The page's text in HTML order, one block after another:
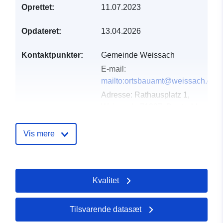
Oprettet: 11.07.2023
Opdateret: 13.04.2026
Kontaktpunkter:
Gemeinde Weissach
E-mail:
mailto:ortsbauamt@weissach.de
Adresse: Rathausplatz 1,
kataloger:
February 2026
Opdateret på data.europa.eu:
25 July 2026
Vis mere
Kvalitet
Tilsvarende datasæt